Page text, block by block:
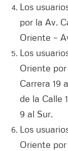
Los
por la Av.
Oriente –
Los
Oriente por
Carrera 19
de la Calle
9 al Sur.
Los
Oriente